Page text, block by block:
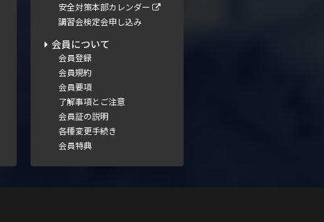
安全対策本部カレンダー
講習会検定会申し込み
会員について
会員登録
会員規約
会員要項
了解事項とご注意
会員証の説明
各種変更手続き
会員特典